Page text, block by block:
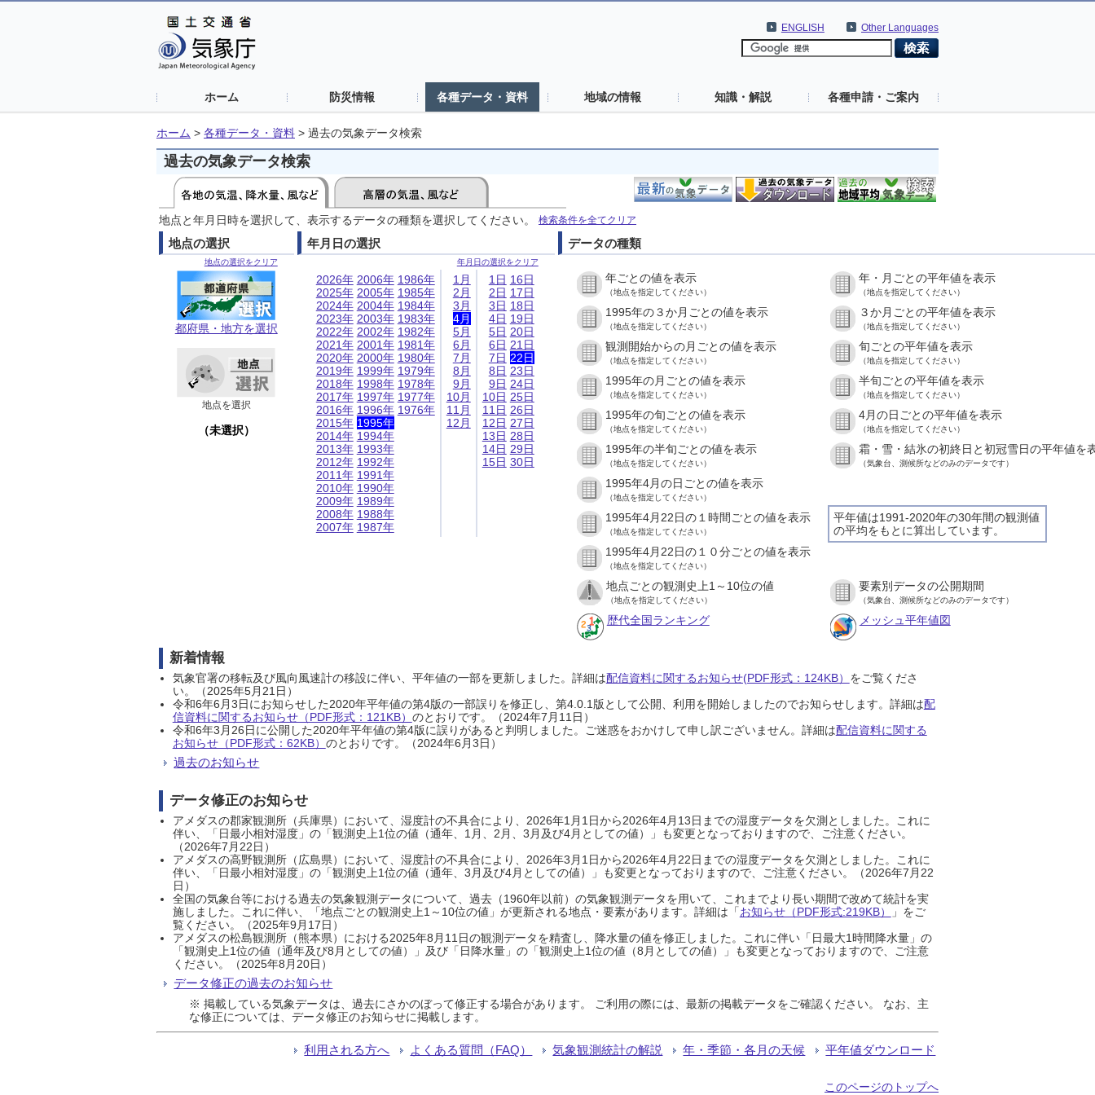
Other Languages
ENGLISH
ホーム 防災情報 各種データ・資料 地域の情報 知識・解説 各種申請・ご案内
ホーム > 各種データ・資料 > 過去の気象データ検索
過去の気象データ検索
地点と年月日時を選択して、表示するデータの種類を選択してください。 検索条件を全てクリア
地点の選択
地点の選択をクリア
都府県・地方を選択
地点を選択
（未選択）
年月日の選択
年月日の選択をクリア
2026年
2025年
2024年
2023年
2022年
2021年
2020年
2019年
2018年
2017年
2016年
2015年
2014年
2013年
2012年
2011年
2010年
2009年
2008年
2007年
2006年
2005年
2004年
2003年
2002年
2001年
2000年
1999年
1998年
1997年
1996年
1995年
1994年
1993年
1992年
1991年
1990年
1989年
1988年
1987年
1986年
1985年
1984年
1983年
1982年
1981年
1980年
1979年
1978年
1977年
1976年
1月
2月
3月
4月
5月
6月
7月
8月
9月
10月
11月
12月
1日
2日
3日
4日
5日
6日
7日
8日
9日
10日
11日
12日
13日
14日
15日
16日
17日
18日
19日
20日
21日
22日
23日
24日
25日
26日
27日
28日
29日
30日
データの種類
年ごとの値を表示
（地点を指定してください）
年・月ごとの平年値を表示
（地点を指定してください）
1995年の３か月ごとの値を表示
（地点を指定してください）
３か月ごとの平年値を表示
（地点を指定してください）
観測開始からの月ごとの値を表示
（地点を指定してください）
旬ごとの平年値を表示
（地点を指定してください）
1995年の月ごとの値を表示
（地点を指定してください）
半旬ごとの平年値を表示
（地点を指定してください）
1995年の旬ごとの値を表示
（地点を指定してください）
4月の日ごとの平年値を表示
（地点を指定してください）
1995年の半旬ごとの値を表示
（地点を指定してください）
霜・雪・結氷の初終日と初冠雪日の平年値を
（気象台、測候所などのみのデータです）
1995年4月の日ごとの値を表示
（地点を指定してください）
平年値は1991-2020年の30年間の観測値
の平均をもとに算出しています。
1995年4月22日の１時間ごとの値を表示
（地点を指定してください）
1995年4月22日の１０分ごとの値を表示
（地点を指定してください）
地点ごとの観測史上1～10位の値
（地点を指定してください）
要素別データの公開期間
（気象台、測候所などのみのデータです）
歴代全国ランキング メッシュ平年値図
新着情報
気象官署の移転及び風向風速計の移設に伴い、平年値の一部を更新しました。詳細は配信資料に関するお知らせ(PDF形式：124KB） をご覧くださ
い。（2025年5月21日）
令和6年6月3日にお知らせした2020年平年値の第4版の一部誤りを修正し、第4.0.1版として公開、利用を開始しましたのでお知らせします。詳細は配
信資料に関するお知らせ（PDF形式：121KB） のとおりです。（2024年7月11日）
令和6年3月26日に公開した2020年平年値の第4版に誤りがあると判明しました。ご迷惑をおかけして申し訳ございません。詳細は配信資料に関する
お知らせ（PDF形式：62KB） のとおりです。（2024年6月3日）
過去のお知らせ
データ修正のお知らせ
アメダスの郡家観測所（兵庫県）において、湿度計の不具合により、2026年1月1日から2026年4月13日までの湿度データを欠測としました。これに
伴い、「日最小相対湿度」の「観測史上1位の値（通年、1月、2月、3月及び4月としての値）」も変更となっておりますので、ご注意ください。
（2026年7月22日）
アメダスの高野観測所（広島県）において、湿度計の不具合により、2026年3月1日から2026年4月22日までの湿度データを欠測としました。これに
伴い、「日最小相対湿度」の「観測史上1位の値（通年、3月及び4月としての値）」も変更となっておりますので、ご注意ください。（2026年7月22
日）
全国の気象台等における過去の気象観測データについて、過去（1960年以前）の気象観測データを用いて、これまでより長い期間で改めて統計を実
施しました。これに伴い、「地点ごとの観測史上1～10位の値」が更新される地点・要素があります。詳細は「お知らせ（PDF形式:219KB）
」をご
覧ください。（2025年9月17日）
アメダスの松島観測所（熊本県）における2025年8月11日の観測データを精査し、降水量の値を修正しました。これに伴い「日最大1時間降水量」の
「観測史上1位の値（通年及び8月としての値）」及び「日降水量」の「観測史上1位の値（8月としての値）」も変更となっておりますので、ご注意
ください。（2025年8月20日）
データ修正の過去のお知らせ
※ 掲載している気象データは、過去にさかのぼって修正する場合があります。 ご利用の際には、最新の掲載データをご確認ください。 なお、主
な修正については、データ修正のお知らせに掲載します。
利用される方へ よくある質問（FAQ） 気象観測統計の解説 年・季節・各月の天候 平年値ダウンロード
このページのトップへ